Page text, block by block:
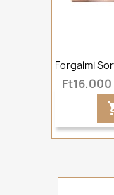
Forgalmi
Ft16,000